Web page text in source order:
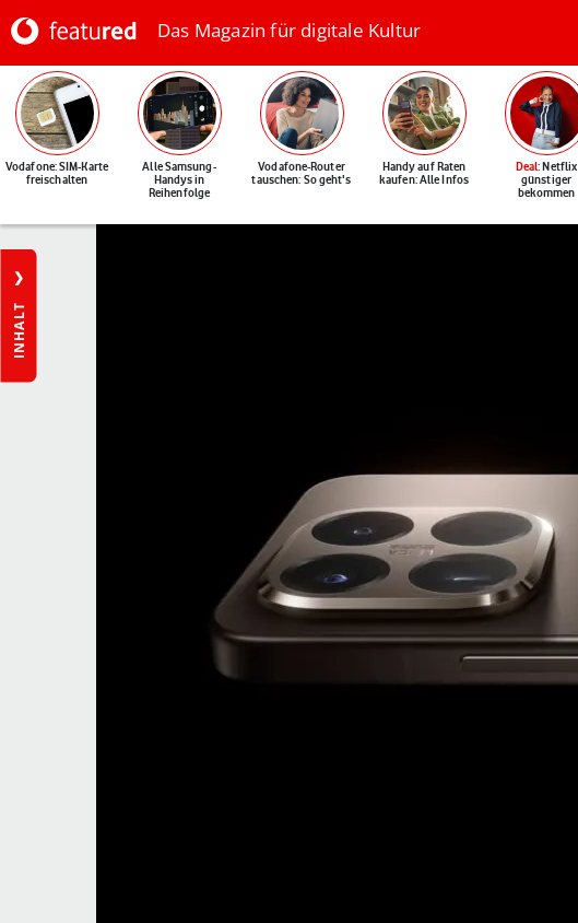
Das Magazin für digitale Kultur
Vodafone: SIM-Karte
freischalten
Alle Samsung-
Handys in
Reihenfolge
Vodafone-Router
tauschen: So geht's
Handy auf Raten
kaufen: Alle Infos
Deal: Netflix
günstiger
bekommen
INHALT